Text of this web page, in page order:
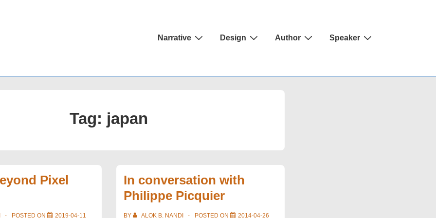
Main
Narrative Design Author Speaker
Tag: japan
Pixel
POSTED ON
2019-04-11
In conversation with
Philippe Picquier
BY ALOK B. NANDI POSTED ON
2014-04-26